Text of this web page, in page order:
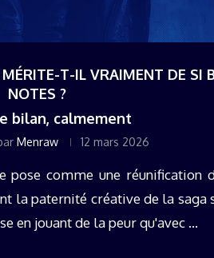
T-IL VRAIMENT DE SI
NOTES ?
bilan, calmement
Menraw 12 mars 2026
pose comme une réunification
la paternité créative de la saga
en jouant de la peur qu'avec ...